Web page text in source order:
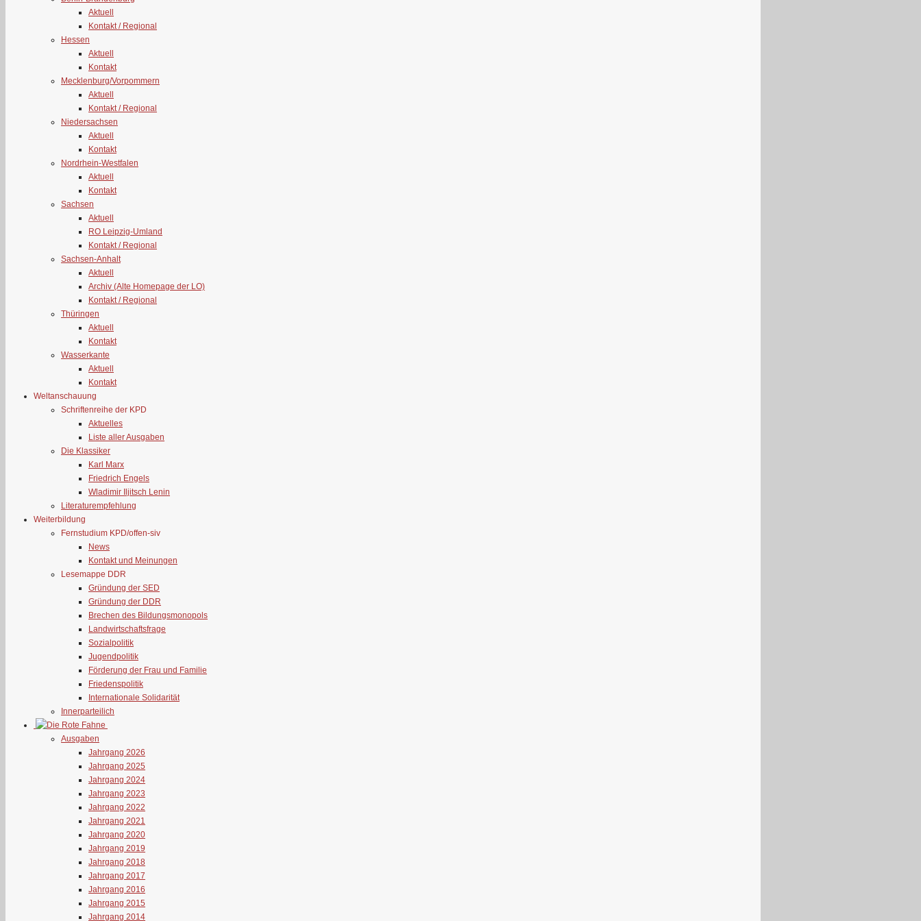
Aktuell
Kontakt / Regional
Hessen
Aktuell
Kontakt
Mecklenburg/Vorpommern
Aktuell
Kontakt / Regional
Niedersachsen
Aktuell
Kontakt
Nordrhein-Westfalen
Aktuell
Kontakt
Sachsen
Aktuell
RO Leipzig-Umland
Kontakt / Regional
Sachsen-Anhalt
Aktuell
Archiv (Alte Homepage der LO)
Kontakt / Regional
Thüringen
Aktuell
Kontakt
Wasserkante
Aktuell
Kontakt
Weltanschauung
Schriftenreihe der KPD
Aktuelles
Liste aller Ausgaben
Die Klassiker
Karl Marx
Friedrich Engels
Wladimir Iljitsch Lenin
Literaturempfehlung
Weiterbildung
Fernstudium KPD/offen-siv
News
Kontakt und Meinungen
Lesemappe DDR
Gründung der SED
Gründung der DDR
Brechen des Bildungsmonopols
Landwirtschaftsfrage
Sozialpolitik
Jugendpolitik
Förderung der Frau und Familie
Friedenspolitik
Internationale Solidarität
Innerparteilich
Ausgaben
Jahrgang 2026
Jahrgang 2025
Jahrgang 2024
Jahrgang 2023
Jahrgang 2022
Jahrgang 2021
Jahrgang 2020
Jahrgang 2019
Jahrgang 2018
Jahrgang 2017
Jahrgang 2016
Jahrgang 2015
Jahrgang 2014